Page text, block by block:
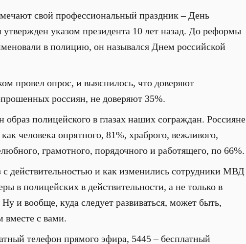
свой профессиональный праздник – День
указом президента 10 лет назад. До реформы
в полицию, он назывался Днем российской
провел опрос, и выяснилось, что доверяют
россиян, не доверяют 35%.
полицейского в глазах наших сограждан. Россияне
человека опрятного, 81%, храброго, вежливого,
грамотного, порядочного и работящего, по 66%.
с действительностью и как изменились сотрудники МВД
в полицейских в действительности, а не только в
и вообще, куда следует развиваться, может быть,
вместе с вами.
телефон прямого эфира, 5445 – бесплатный